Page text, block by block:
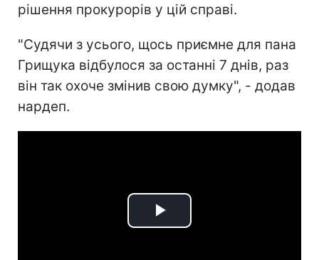
рішення прокурорів у цій справі.
"Судячи з усього, щось приємне для пана
Грищука відбулося за останні 7 днів, раз
він так охоче змінив свою думку", - додав
нардеп.
Play